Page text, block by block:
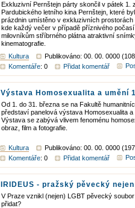
Exkluzivní Pernštejn párty skončil v pátek 1.
Pardubického letního kina Pernštejn, které
prázdnin umístěno v exkluzivních
kde každý večer v případě příznivého
milovníkům stříbrného plátna atraktivní
kinematografie.
Kultura
Publikováno: 00. 00. 0000
Komentáře: 0 Přidat komentář
Výstava Homosexualita a umění
Od 1. do 31. března se na Fakultě
představí panelová výstava Homosexualita a
Výstava se zabývá vlivem fenoménu
obraz, film a fotografie.
Kultura
Publikováno: 00. 00. 0000
Komentáře: 0 Přidat komentář
IRIDEUS - pražský pěvecký
V Praze vznikl (nejen) LGBT pěvecký
přidat?